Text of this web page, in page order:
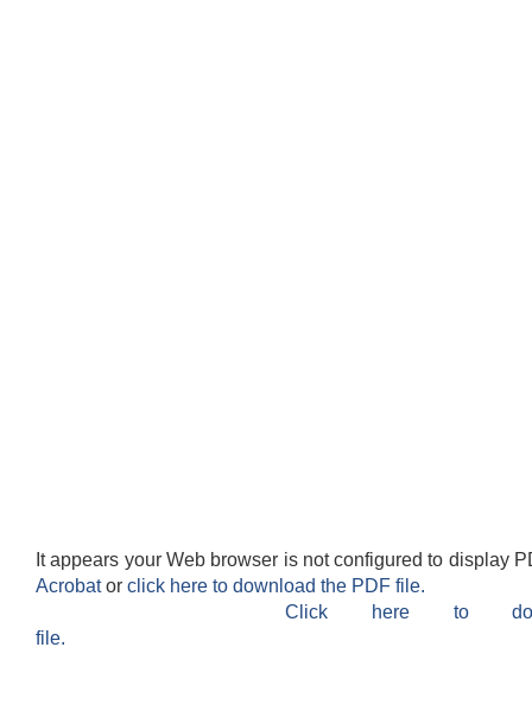
It appears your Web browser is not configured to display
Acrobator click here to download the PDF file.
Click here to
file.